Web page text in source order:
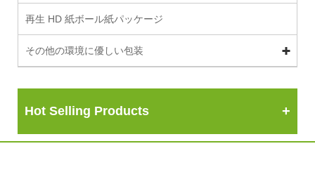
再生 HD 紙ボール紙パッケージ
その他の環境に優しい包装
Hot Selling Products